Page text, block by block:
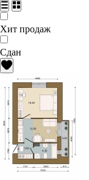
Хит продаж
Сдан